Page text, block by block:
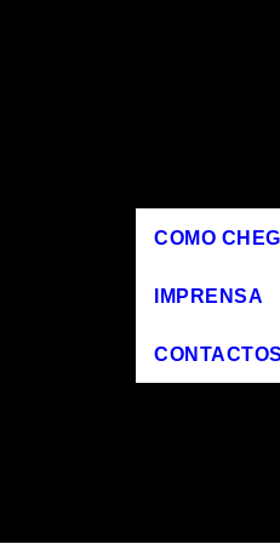
COMO
IMPRENSA
CONTACTOS